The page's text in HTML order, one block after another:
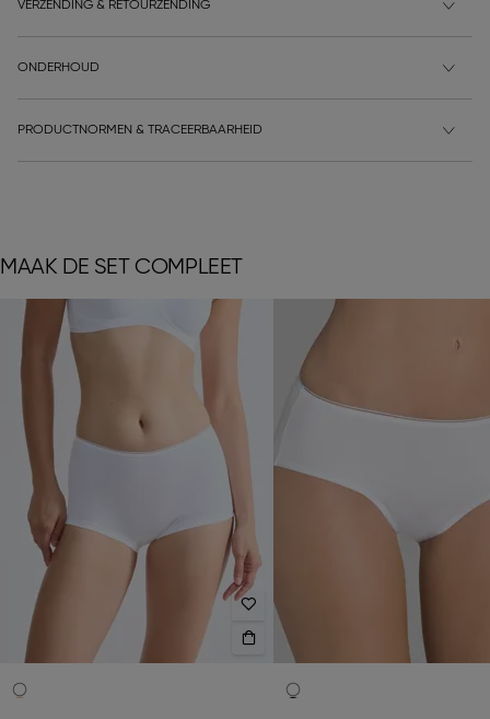
VERZENDING & RETOURZENDING
ONDERHOUD
PRODUCTNORMEN & TRACEERBAARHEID
MAAK DE SET COMPLEET